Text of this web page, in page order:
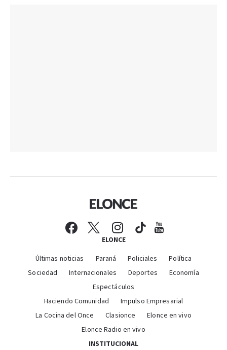
ELONCE
Últimas noticias Paraná Policiales
Política
Sociedad
Internacionales Deportes
Economía
Espectáculos
Haciendo Comunidad
Impulso Empresarial
La Cocina del Once
Clasionce
Elonce en vivo
Elonce Radio en vivo
INSTITUCIONAL